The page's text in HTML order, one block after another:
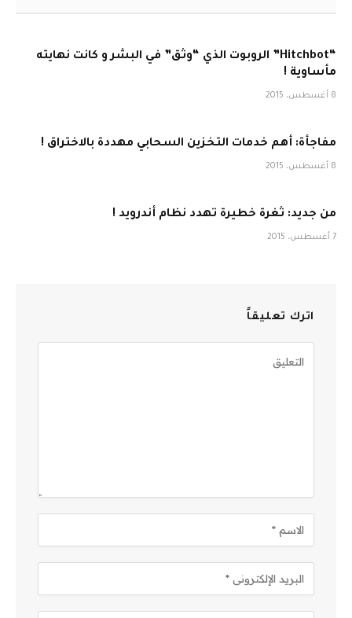
“Hitchbot” الروبوت الذي “وثق” في البشر و كانت نهايته
مأساوية !
8 أغسطس، 2015
مفاجأة: أهم خدمات التخزين السحابي مهددة بالاختراق !
8 أغسطس، 2015
من جديد: ثغرة خطيرة تهدد نظام أندرويد !
7 أغسطس، 2015
اترك تعليقاً